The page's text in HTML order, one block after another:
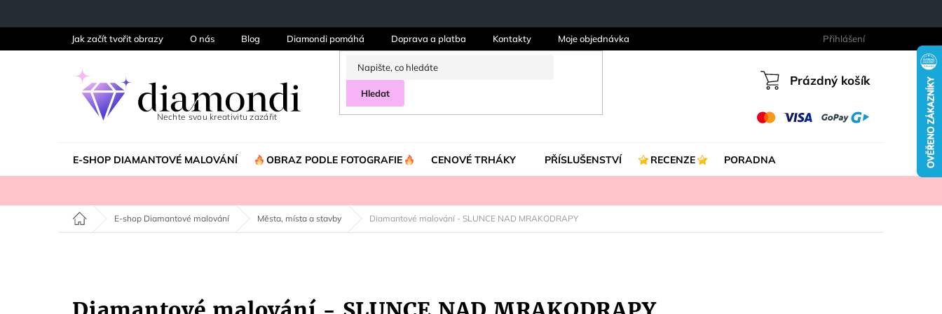
Jak začít tvořit obrazy O nás Blog Diamondi pomáhá Doprava a platba Kontakty Moje objednávka Přihlášení
Hledat
Nákupní
Prázdný košík
E-SHOP DIAMANTOVÉ MALOVÁNÍ OBRAZ PODLE FOTOGRAFIE CENOVÉ TRHÁKY PŘÍSLUŠENSTVÍ RECENZE PORADNA
Domů E-shop Diamantové malování Města, místa a stavby Diamantové malování - SLUNCE NAD MRAKODRAPY